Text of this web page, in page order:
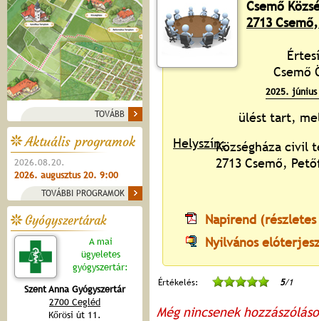
TOVÁBB
Aktuális programok
2026.08.20.
2026. augusztus 20. 9:00
TOVÁBBI PROGRAMOK
Gyógyszertárak
A mai
ügyeletes
gyógyszertár:
Szent Anna Gyógyszertár
2700 Cegléd
Kőrösi út 11.
Csemő
2713
Csemő
2025.
ülést tart,
Helyszín:Községháza civil
2713 Csemő,
Napirend
Nyilvános
Értékelés: 5/1
Még nincsenek